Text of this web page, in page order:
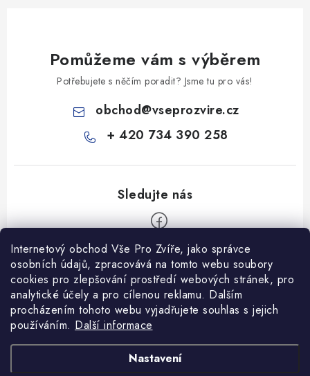
Internetový obchod Vše Pro Zvíře, jako správce
osobních údajů, zpracovává na tomto webu soubory
cookies pro zlepšování prostředí webových stránek, pro
analytické účely a pro cílenou reklamu. Dalším
procházením tohoto webu vyjadřujete souhlas s jejich
používáním. Další informace
Nastavení
Pomůžeme vám s výběrem
Potřebujete s něčím poradit? Jsme tu pro vás!
obchod@vseprozvire.cz
+ 420 734 390 258
Informace pro Vás
Ceník dopravy
Kontakty
Obchodní podmínky
Heuréka recenze